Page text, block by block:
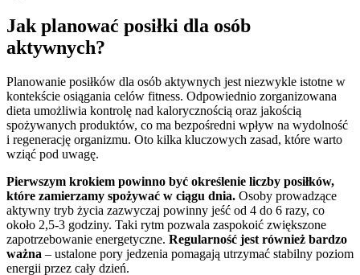
Jak planować posiłki dla osób
aktywnych?
Planowanie posiłków dla osób aktywnych jest niezwykle istotne w
kontekście osiągania celów fitness. Odpowiednio zorganizowana
dieta umożliwia kontrolę nad kalorycznością oraz jakością
spożywanych produktów, co ma bezpośredni wpływ na wydolność
i regenerację organizmu. Oto kilka kluczowych zasad, które warto
wziąć pod uwagę.
Pierwszym krokiem powinno być określenie liczby posiłków,
które zamierzamy spożywać w ciągu dnia. Osoby prowadzące
aktywny tryb życia zazwyczaj powinny jeść od 4 do 6 razy, co
około 2,5-3 godziny. Taki rytm pozwala zaspokoić zwiększone
zapotrzebowanie energetyczne. Regularność jest również bardzo
ważna – ustalone pory jedzenia pomagają utrzymać stabilny poziom
energii przez cały dzień.